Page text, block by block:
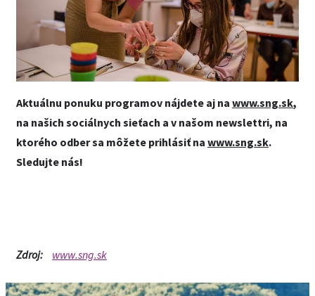
Aktuálnu ponuku programov nájdete aj na www.sng.sk,
na našich sociálnych sieťach a v našom newslettri, na
ktorého odber sa môžete prihlásiť na www.sng.sk.
Sledujte nás!
Zdroj: www.sng.sk